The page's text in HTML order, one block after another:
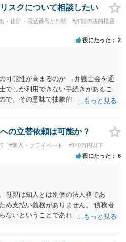
スクについて相談したい
・住所・電話番号が判明
#詐欺の法的措置
役にたった 2
可能性が高まるのか →弁護士会を通
でしか利用できない手続きがあるこ
で、その意味で抽象的にはご本人が
きなどは書類や手続きを踏めば本人
産調査としてどのようなことが可能
の財産開示手続きや第三者に対する
相手に資力がない場合はどうなるの
相手に資力がなければ利用できませ
ないことになります。 ・費用倒れと
相手の具体的な資力次第となりま
場合は最初に着手金がかかることが
れば費用倒れとなります。 経験上、
、費用倒れとなることも多いです。
の立替依頼は可能か？
#個人・プライベート #140万円以下
役にたった 6
母親は知人とは別個の法人格であ
め支払い義務がありません。 債務者
ないということであれば、現実的に